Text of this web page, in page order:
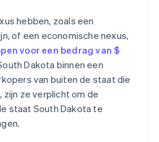
hebben, zoals een
of een economische nexus,
voor een bedrag van $
Dakota binnen een
van buiten de staat die
ze verplicht om de
staat South Dakota te